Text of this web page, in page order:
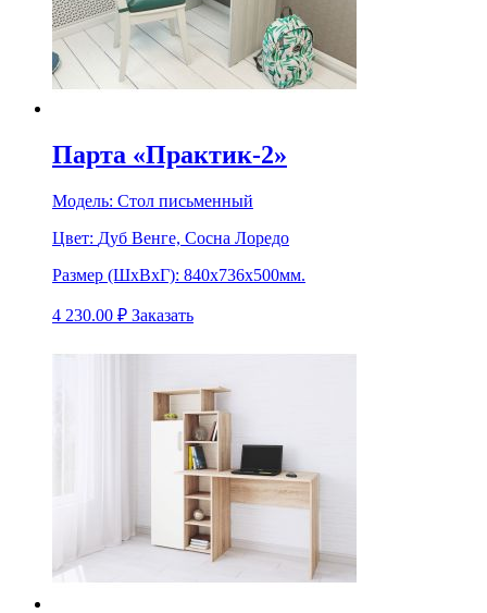
Парта «Практик-2»
Модель: Стол письменный
Цвет: Дуб Венге, Сосна Лоредо
Размер (ШхВхГ): 840х736х500мм.
4 230.00 ₽ Заказать